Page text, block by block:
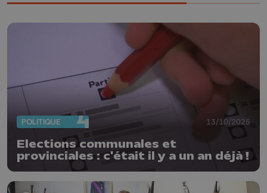
POLITIQUE 13/10/2025
Elections communales et
provinciales : c'était il y a un an déjà !